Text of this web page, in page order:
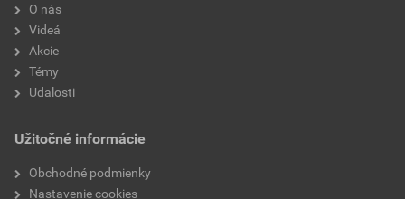
O nás
Videá
Akcie
Témy
Udalosti
Užitočné informácie
Obchodné podmienky
Nastavenie cookies